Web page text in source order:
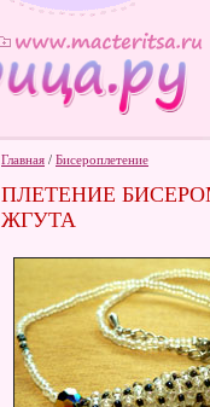
Главная / Бисероплетение
ПЛЕТЕНИЕ
ЖГУТА